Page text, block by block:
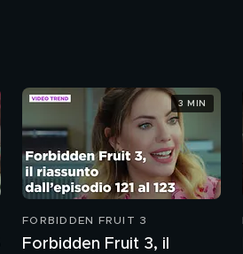
FORBIDDEN FRUIT 3
Forbidden Fruit 3, il
3 MIN